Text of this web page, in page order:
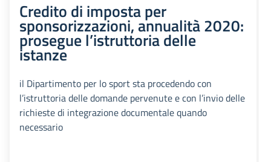
Credito di imposta per
sponsorizzazioni, annualità 2020:
prosegue l’istruttoria delle
istanze
il Dipartimento per lo sport sta procedendo con
l’istruttoria delle domande pervenute e con l’invio delle
richieste di integrazione documentale quando
necessario